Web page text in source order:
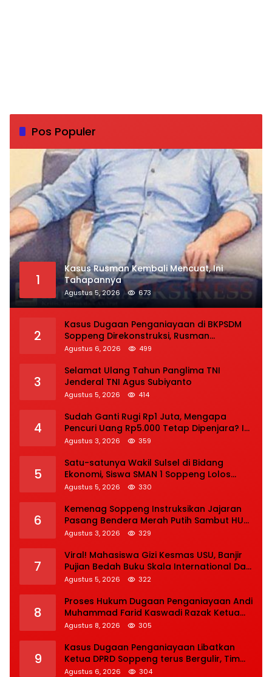
Pos Populer
1
Kasus Rusman Kembali Mencuat, Ini
Tahapannya
Agustus 5, 2026 673
2
Kasus Dugaan Penganiayaan di BKPSDM
Soppeng Direkonstruksi, Rusman
Tegaskan Proses Hukum Terus Berjalan
Agustus 6, 2026 499
3
Selamat Ulang Tahun Panglima TNI
Jenderal TNI Agus Subiyanto
Agustus 5, 2026 414
4
Sudah Ganti Rugi Rp1 Juta, Mengapa
Pencuri Uang Rp5.000 Tetap Dipenjara? Ini
Pertimbangan Hakim
Agustus 3, 2026 359
5
Satu-satunya Wakil Sulsel di Bidang
Ekonomi, Siswa SMAN 1 Soppeng Lolos
Semifinal OSN Nasional 2026
Agustus 5, 2026 330
6
Kemenag Soppeng Instruksikan Jajaran
Pasang Bendera Merah Putih Sambut HUT
Ke-81 RI
Agustus 3, 2026 329
7
Viral! Mahasiswa Gizi Kesmas USU, Banjir
Pujian Bedah Buku Skala International Dari
70 Ribu Rupiah Referensi Akademik Dunia
Agustus 5, 2026 322
8
Proses Hukum Dugaan Penganiayaan Andi
Muhammad Farid Kaswadi Razak Ketua
DPRD Soppeng Fraksi Golkar Tetap
Agustus 8, 2026 305
9
Kasus Dugaan Penganiayaan Libatkan
Ketua DPRD Soppeng terus Bergulir, Tim
INAFIS Polda Sulsel Gelar Rekonstruksi
Agustus 6, 2026 304